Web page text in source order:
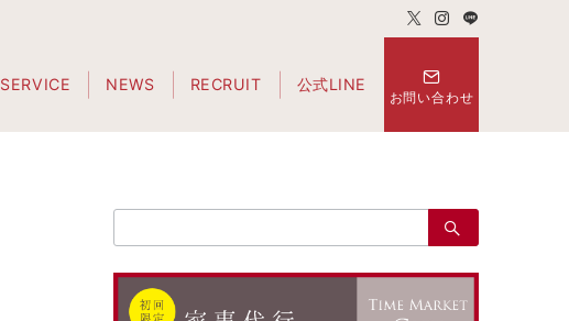
SERVICE NEWS RECRUIT 公式LINE
お問い合わせ
索：